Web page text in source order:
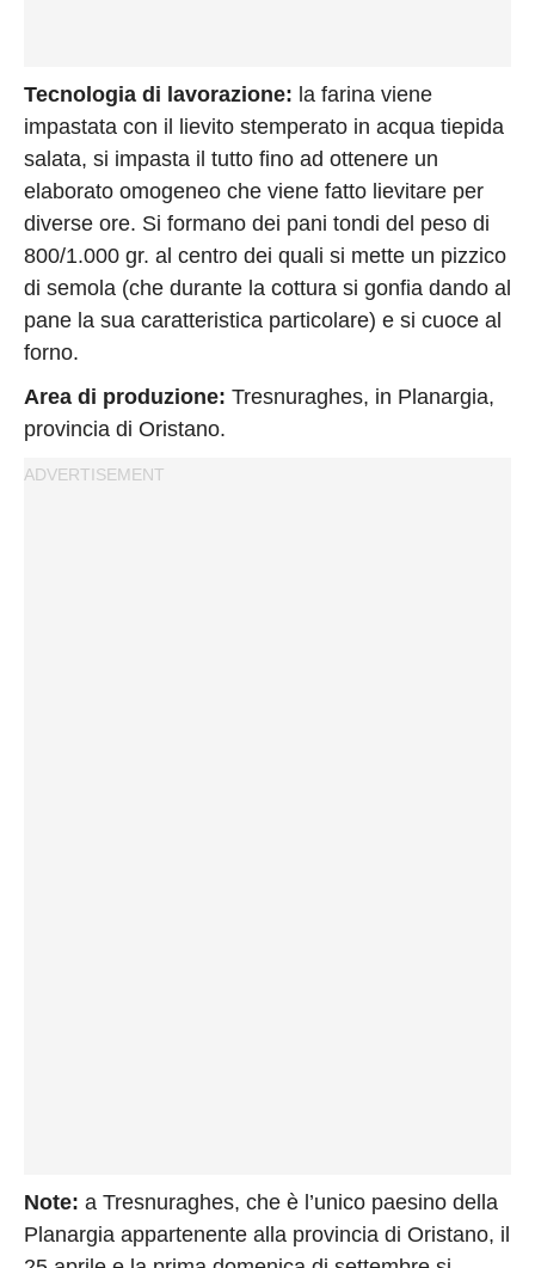
Tecnologia di lavorazione: la farina viene
impastata con il lievito stemperato in acqua tiepida
salata, si impasta il tutto fino ad ottenere un
elaborato omogeneo che viene fatto lievitare per
diverse ore. Si formano dei pani tondi del peso di
800/1.000 gr. al centro dei quali si mette un pizzico
di semola (che durante la cottura si gonfia dando al
pane la sua caratteristica particolare) e si cuoce al
forno.
Area di produzione: Tresnuraghes, in Planargia,
provincia di Oristano.
Note: a Tresnuraghes, che è l’unico paesino della
Planargia appartenente alla provincia di Oristano, il